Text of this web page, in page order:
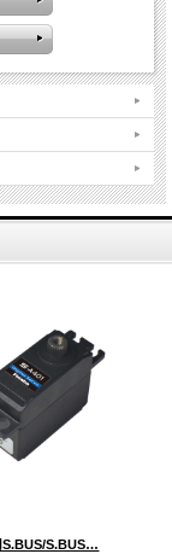
S.BUS/S.BUS…